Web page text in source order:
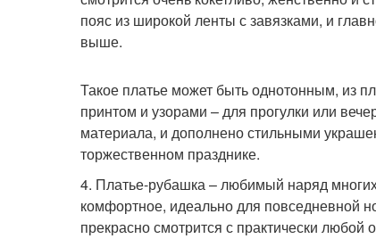
пояс из широкой ленты с завязками, и
выше.
Такое платье может быть однотонным, из
принтом и узорами – для прогулки или
материала, и дополнено стильными
торжественном празднике.
4. Платье-рубашка – любимый наряд
комфортное, идеально для повседневной
прекрасно смотрится с практически любой